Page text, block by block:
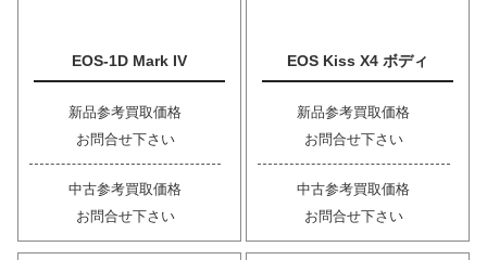
EOS-1D Mark IV
新品参考買取価格
お問合せ下さい
中古参考買取価格
お問合せ下さい
EOS Kiss X4 ボディ
新品参考買取価格
お問合せ下さい
中古参考買取価格
お問合せ下さい